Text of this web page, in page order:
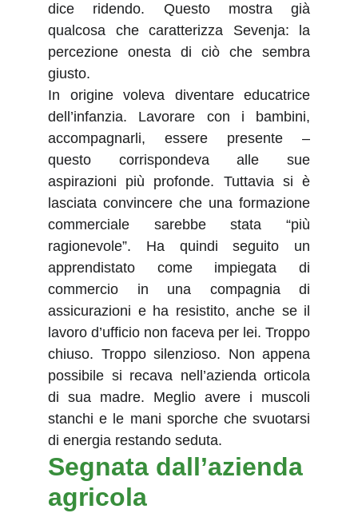
dice ridendo. Questo mostra già
qualcosa che caratterizza Sevenja: la
percezione onesta di ciò che sembra
giusto.
In origine voleva diventare educatrice
dell’infanzia. Lavorare con i bambini,
accompagnarli, essere presente –
questo corrispondeva alle sue
aspirazioni più profonde. Tuttavia si è
lasciata convincere che una formazione
commerciale sarebbe stata “più
ragionevole”. Ha quindi seguito un
apprendistato come impiegata di
commercio in una compagnia di
assicurazioni e ha resistito, anche se il
lavoro d’ufficio non faceva per lei. Troppo
chiuso. Troppo silenzioso. Non appena
possibile si recava nell’azienda orticola
di sua madre. Meglio avere i muscoli
stanchi e le mani sporche che svuotarsi
di energia restando seduta.
Segnata dall’azienda
agricola